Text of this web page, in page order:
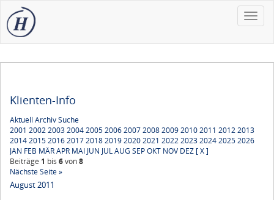
Toggle
Klienten-Info
Aktuell ArchivSuche
2001 2002200320042005200620072008200920102011 20122013
20142015201620172018201920202021 20222023202420252026
JAN FEB MÄRAPR MAI JUN JULAUG SEPOKT NOV DEZ [ X ]
Beiträge 1 bis 6von8
Nächste Seite »
August 2011